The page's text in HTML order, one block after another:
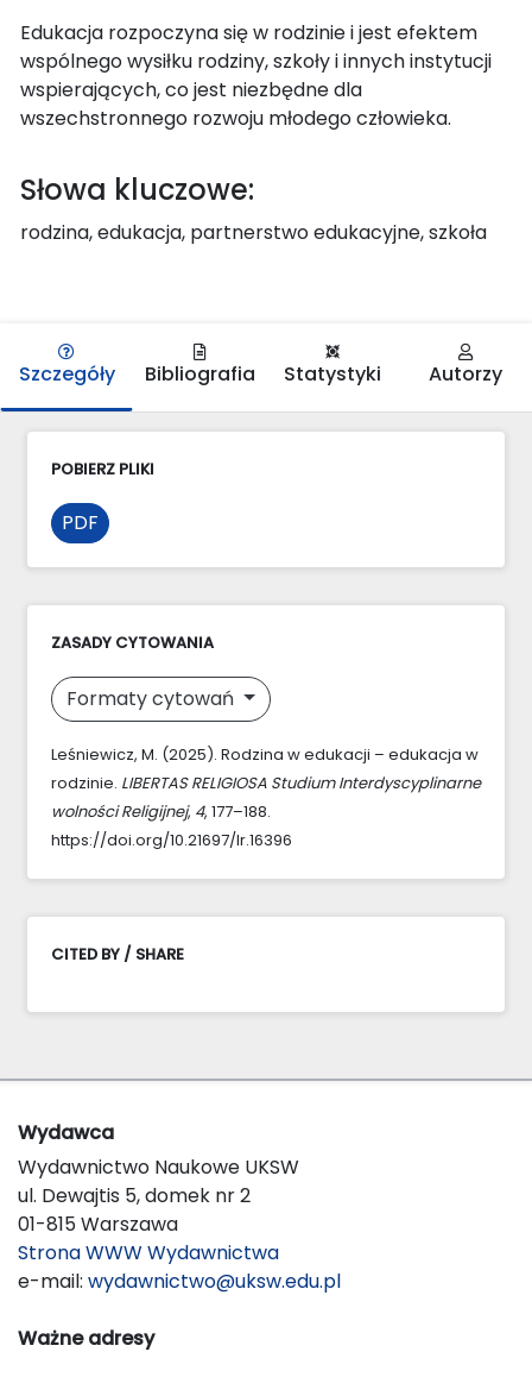
Edukacja rozpoczyna się w rodzinie i jest efektem
wspólnego wysiłku rodziny, szkoły i innych instytucji
wspierających, co jest niezbędne dla
wszechstronnego rozwoju młodego człowieka.
Słowa kluczowe:
rodzina, edukacja, partnerstwo edukacyjne, szkoła
Szczegóły Bibliografia Statystyki Autorzy
POBIERZ PLIKI
PDF
ZASADY CYTOWANIA
Formaty cytowań
Leśniewicz, M. (2025). Rodzina w edukacji – edukacja w
rodzinie. LIBERTAS RELIGIOSA Studium Interdyscyplinarne
wolności Religijnej, 4, 177–188.
https://doi.org/10.21697/lr.16396
CITED BY / SHARE
Wydawca
Wydawnictwo Naukowe UKSW
ul. Dewajtis 5, domek nr 2
01-815 Warszawa
Strona WWW Wydawnictwa
e-mail: wydawnictwo@uksw.edu.pl
Ważne adresy